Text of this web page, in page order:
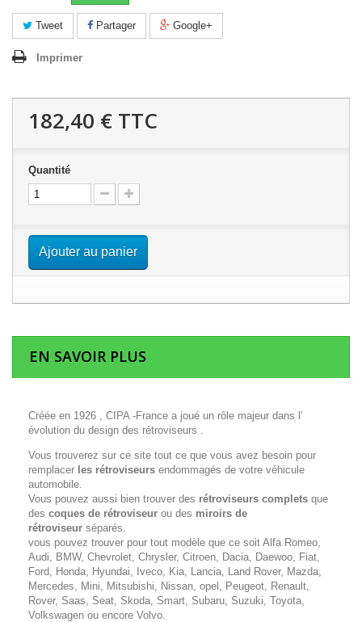
Tweet Partager Google+
Imprimer
182,40 € TTC
Quantité
Ajouter au panier
EN SAVOIR PLUS
Créée en 1926 , CIPA -France a joué un rôle majeur dans l'
évolution du design des rétroviseurs .
Vous trouverez sur ce site tout ce que vous avez besoin pour
remplacer les rétroviseurs endommagés de votre véhicule
automobile.
Vous pouvez aussi bien trouver des rétroviseurs complets que
des coques de rétroviseur ou des miroirs de
rétroviseur séparés.
vous pouvez trouver pour tout modèle que ce soit Alfa Romeo,
Audi, BMW, Chevrolet, Chrysler, Citroen, Dacia, Daewoo, Fiat,
Ford, Honda, Hyundai, Iveco, Kia, Lancia, Land Rover, Mazda,
Mercedes, Mini, Mitsubishi, Nissan, opel, Peugeot, Renault,
Rover, Saas, Seat, Skoda, Smart, Subaru, Suzuki, Toyota,
Volkswagen ou encore Volvo.